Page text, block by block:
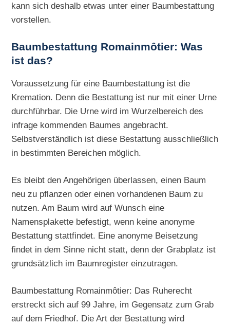
kann sich deshalb etwas unter einer Baumbestattung
vorstellen.
Baumbestattung Romainmôtier: Was
ist das?
Voraussetzung für eine Baumbestattung ist die
Kremation. Denn die Bestattung ist nur mit einer Urne
durchführbar. Die Urne wird im Wurzelbereich des
infrage kommenden Baumes angebracht.
Selbstverständlich ist diese Bestattung ausschließlich
in bestimmten Bereichen möglich.
Es bleibt den Angehörigen überlassen, einen Baum
neu zu pflanzen oder einen vorhandenen Baum zu
nutzen. Am Baum wird auf Wunsch eine
Namensplakette befestigt, wenn keine anonyme
Bestattung stattfindet. Eine anonyme Beisetzung
findet in dem Sinne nicht statt, denn der Grabplatz ist
grundsätzlich im Baumregister einzutragen.
Baumbestattung Romainmôtier: Das Ruherecht
erstreckt sich auf 99 Jahre, im Gegensatz zum Grab
auf dem Friedhof. Die Art der Bestattung wird